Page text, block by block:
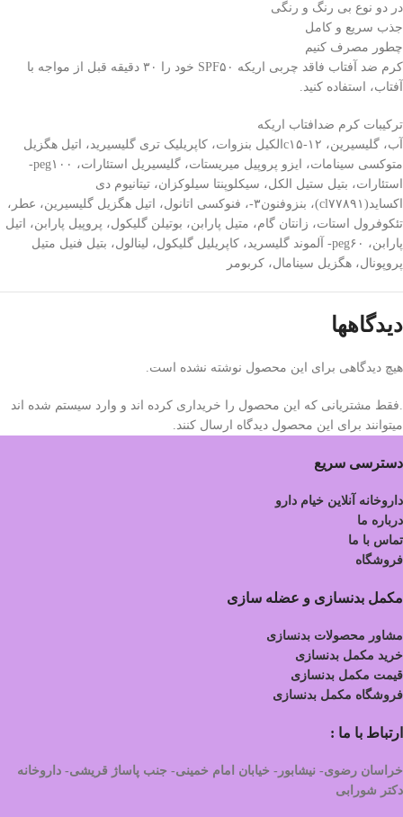
در دو نوع بی رنگ و رنگی
جذب سریع و کامل
چطور مصرف کنیم
کرم ضد آفتاب فاقد چربی اریکه SPF۵۰ خود را ۳۰ دقیقه قبل از مواجه با
آفتاب، استفاده کنید.
ترکیبات کرم ضدافتاب اریکه
آب، گلیسیرین، c۱۵-۱۲الکیل بنزوات، کاپریلیک تری گلیسیرید، اتیل هگزیل
متوکسی سینامات، ایزو پروپیل میریستات، گلیسیریل استئارات، peg۱۰۰-
استئارات، بتیل ستیل الکل، سیکلوپنتا سیلوکزان، تیتانیوم دی
اکساید(cl۷۷۸۹۱)، بنزوفنون۳-، فنوکسی اتانول، اتیل هگزیل گلیسیرین، عطر،
تئکوفرول استات، زانتان گام، متیل پارابن، بوتیلن گلیکول، پروپیل پارابن، اتیل
پارابن، peg۶۰- آلموند گلیسرید، کاپریلیل گلیکول، لینالول، بتیل فنیل متیل
پروپونال، هگزیل سینامال، کربومر
دیدگاهها
هیچ دیدگاهی برای این محصول نوشته نشده است.
.فقط مشتریانی که این محصول را خریداری کرده اند و وارد سیستم شده اند
میتوانند برای این محصول دیدگاه ارسال کنند.
دسترسی سریع
داروخانه آنلاین خیام دارو
درباره ما
تماس با ما
فروشگاه
مکمل بدنسازی و عضله سازی
مشاور محصولات بدنسازی
خرید مکمل بدنسازی
قیمت مکمل بدنسازی
فروشگاه مکمل بدنسازی
ارتباط با ما :
خراسان رضوی- نیشابور- خیابان امام خمینی- جنب پاساژ قریشی- داروخانه
دکتر شورابی